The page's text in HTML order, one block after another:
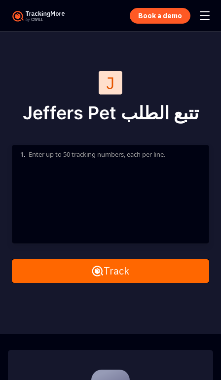
Book a demo
Jeffers Pet تتبع الطلب
Enter up to 50 tracking numbers, each per line.
1.
Remove AllTrack